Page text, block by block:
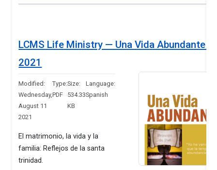
LCMS Life Ministry — Una Vida Abundante —
2021
Modified:
Wednesday,
August 11
2021
Type:
PDF
Size:
534.33
KB
Language:
Spanish
El matrimonio, la vida y la
familia: Reflejos de la santa
trinidad.